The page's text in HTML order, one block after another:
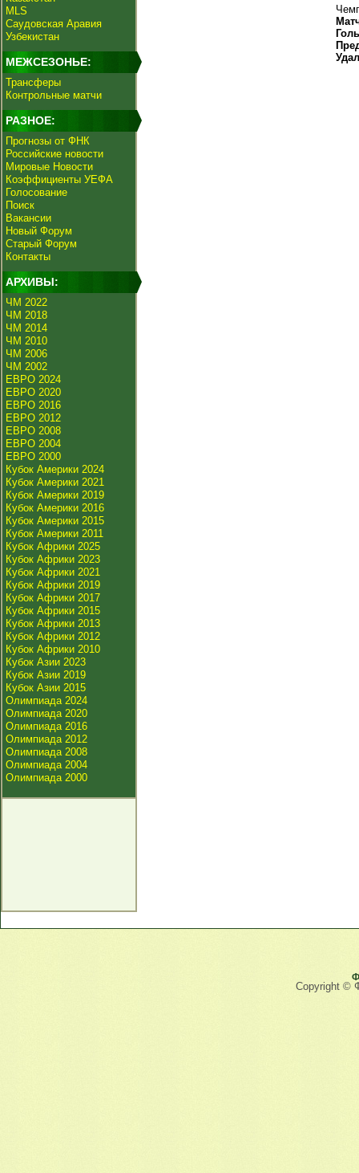
MLS
Саудовская Аравия
Узбекистан
МЕЖСЕЗОНЬЕ:
Трансферы
Контрольные матчи
РАЗНОЕ:
Прогнозы от ФНК
Российские новости
Мировые Новости
Коэффициенты УЕФА
Голосование
Поиск
Вакансии
Новый Форум
Старый Форум
Контакты
АРХИВЫ:
ЧМ 2022
ЧМ 2018
ЧМ 2014
ЧМ 2010
ЧМ 2006
ЧМ 2002
ЕВРО 2024
ЕВРО 2020
ЕВРО 2016
ЕВРО 2012
ЕВРО 2008
ЕВРО 2004
ЕВРО 2000
Кубок Америки 2024
Кубок Америки 2021
Кубок Америки 2019
Кубок Америки 2016
Кубок Америки 2015
Кубок Америки 2011
Кубок Африки 2025
Кубок Африки 2023
Кубок Африки 2021
Кубок Африки 2019
Кубок Африки 2017
Кубок Африки 2015
Кубок Африки 2013
Кубок Африки 2012
Кубок Африки 2010
Кубок Азии 2023
Кубок Азии 2019
Кубок Азии 2015
Олимпиада 2024
Олимпиада 2020
Олимпиада 2016
Олимпиада 2012
Олимпиада 2008
Олимпиада 2004
Олимпиада 2000
Copyright ©